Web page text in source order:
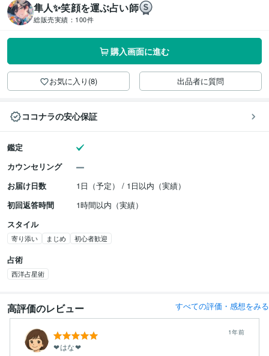
隼人✨笑顔を運ぶ占い師
総販売実績： 100件
購入画面に進む
お気に入り(8) 出品者に質問
ココナラの安心保証
鑑定
カウンセリング
お届け日数
1日（予定） / 1日以内（実績）
初回返答時間
1時間以内（実績）
スタイル
寄り添い まじめ 初心者歓迎
占術
西洋占星術
高評価のレビュー すべての評価・感想をみる
❤︎はな❤︎
1年前